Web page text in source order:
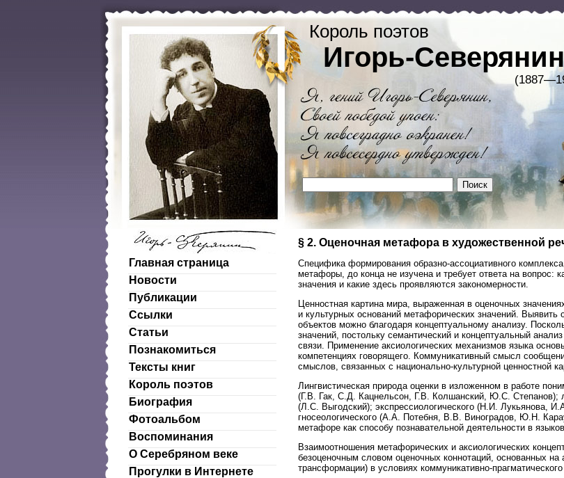
Король поэтов
Игорь-Северянин
Главная страница
Новости
Публикации
Ссылки
Статьи
Познакомиться
Тексты книг
Король поэтов
Биография
Фотоальбом
Воспоминания
О Серебряном веке
Прогулки в Интернете
§ 2. Оценочная метафора в художественной
Специфика формирования образно-ассоциативного
метафоры, до конца не изучена и требует ответа на вопрос:
значения и какие здесь проявляются закономерности.
Ценностная картина мира, выраженная в оценочных
и культурных оснований метафорических значений.
объектов можно благодаря концептуальному анализу.
значений, постольку семантический и концептуальный
связи. Применение аксиологических механизмов языка
компетенциях говорящего. Коммуникативный смысл
смыслов, связанных с национально-культурной ценностной
Лингвистическая природа оценки в изложенном в работе
(Г.В. Гак, С.Д. Кацнельсон, Г.В. Колшанский, Ю.С. Степанов);
(Л.С. Выгодский); экспрессиологического (Н.И. Лукьянова,
гносеологического (А.А. Потебня, В.В. Виноградов, Ю.Н.
метафоре как способу познавательной деятельности в
Взаимоотношения метафорических и аксиологических
безоценочным словом оценочных коннотаций, основанных
трансформации) в условиях коммуникативно-